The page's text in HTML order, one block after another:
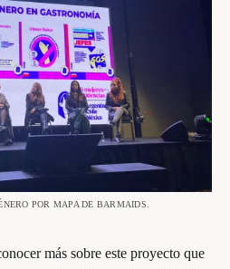
POR MAPA DE BARMAIDS.
más sobre este proyecto que